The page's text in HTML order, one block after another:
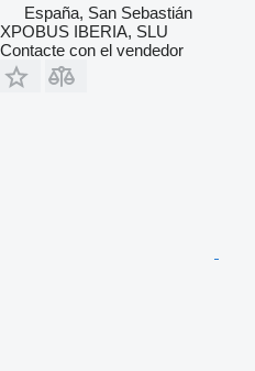
España, San Sebastián
XPOBUS IBERIA, SLU
Contacte con el vendedor